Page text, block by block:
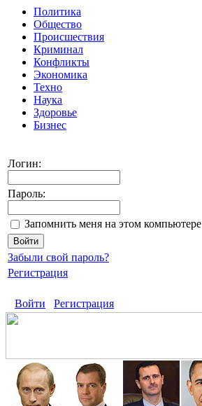
Политика
Общество
Происшествия
Криминал
Конфликты
Экономика
Техно
Наука
Здоровье
Бизнес
Логин:
Пароль:
Запомнить меня на этом компьютере
Забыли свой пароль?
Регистрация
Войти Регистрация